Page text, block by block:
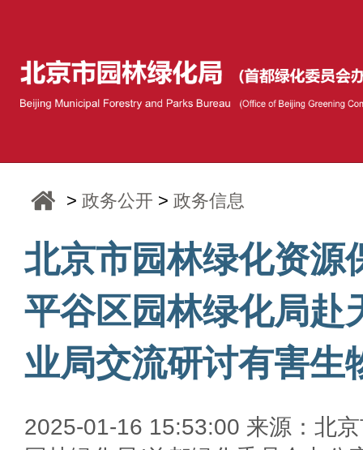
>政务公开 >政务信息
北京市园林绿化资源
平谷区园林绿化局赴
业局交流研讨有害生
2025-01-16 15:53:00 来源：北